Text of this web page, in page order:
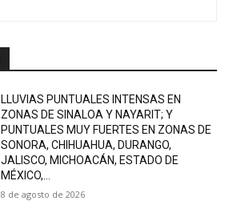
LLUVIAS PUNTUALES INTENSAS EN
ZONAS DE SINALOA Y NAYARIT; Y
PUNTUALES MUY FUERTES EN ZONAS DE
SONORA, CHIHUAHUA, DURANGO,
JALISCO, MICHOACÁN, ESTADO DE
MÉXICO,...
8 de agosto de 2026